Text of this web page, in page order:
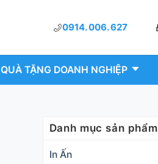
0914. 006. 627
QUÀ TẶNG DOANH NGHIỆP
Danh mục sản phẩm
In Ấn